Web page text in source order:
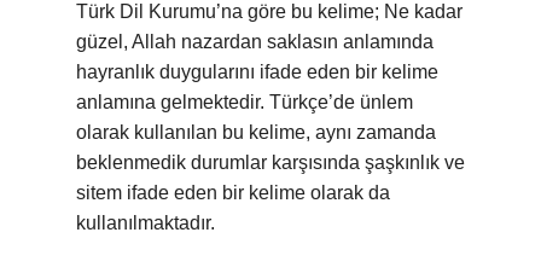
Türk Dil Kurumu’na göre bu kelime; Ne kadar
güzel, Allah nazardan saklasın anlamında
hayranlık duygularını ifade eden bir kelime
anlamına gelmektedir. Türkçe’de ünlem
olarak kullanılan bu kelime, aynı zamanda
beklenmedik durumlar karşısında şaşkınlık ve
sitem ifade eden bir kelime olarak da
kullanılmaktadır.